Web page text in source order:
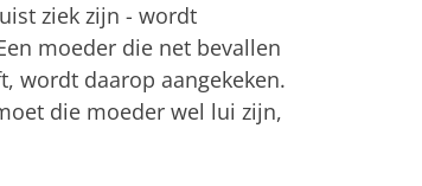
ziek zijn - wordt
moeder die net bevallen
wordt daarop aangekeken.
die moeder wel lui zijn,